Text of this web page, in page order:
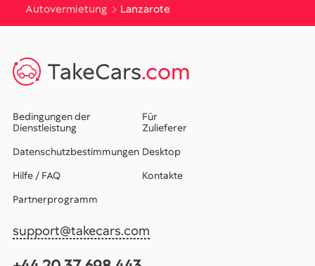
Autovermietung Lanzarote
TakeCars.com
Bedingungen der
Dienstleistung
Datenschutzbestimmungen
Hilfe / FAQ
Partnerprogramm
Für
Zulieferer
Desktop
Kontakte
support@takecars.com